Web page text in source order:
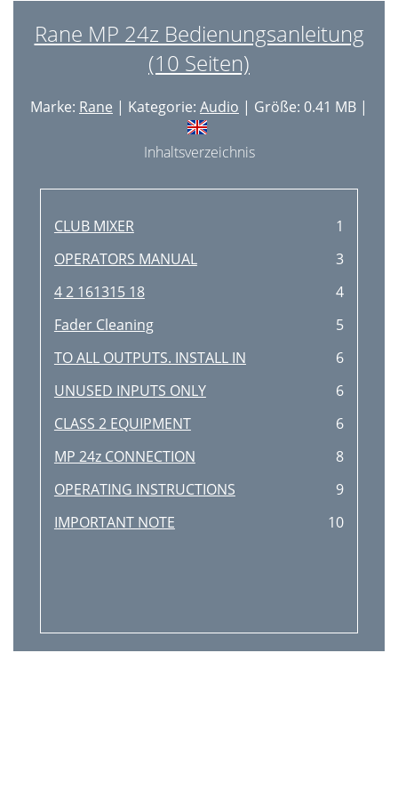
Rane MP 24z Bedienungsanleitung
(10 Seiten)
Marke: Rane | Kategorie: Audio | Größe: 0.41 MB |
Inhaltsverzeichnis
CLUB MIXER
1
OPERATORS MANUAL
3
4 2 161315 18
4
Fader Cleaning
5
TO ALL OUTPUTS. INSTALL IN
6
UNUSED INPUTS ONLY
6
CLASS 2 EQUIPMENT
6
MP 24z CONNECTION
8
OPERATING INSTRUCTIONS
9
IMPORTANT NOTE
10